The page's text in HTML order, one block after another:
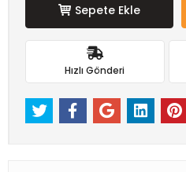
Sepete Ekle
Hızlı Gönderi